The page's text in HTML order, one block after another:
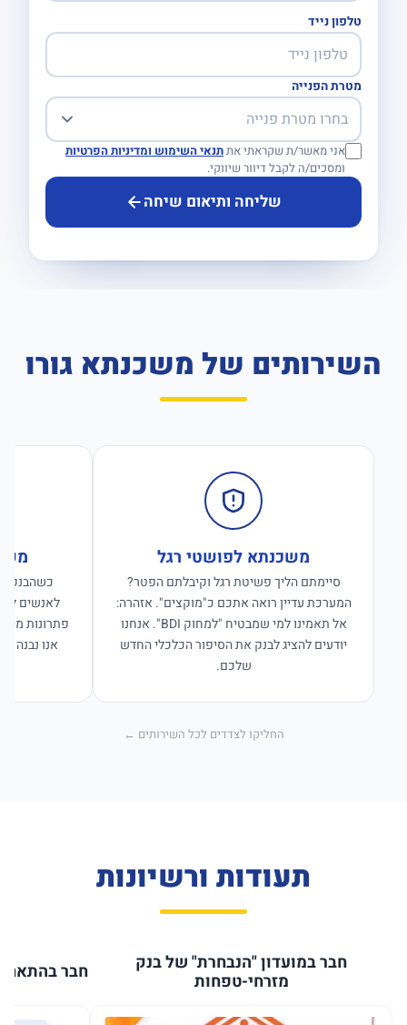
טלפון נייד
מטרת הפנייה
אני מאשר/ת שקראתי אתתנאי השימוש ומדיניות הפרטיות
ומסכים/ה לקבל דיוור שיווקי.
שליחה ותיאום שיחה
השירותים של משכנתא גורו
משכנתא לפושטי רגל
סיימתם הליך פשיטת רגל וקיבלתם הפטר?
המערכת עדיין רואה אתכם כ"מוקצים". אזהרה:
אל תאמינו למי שמבטיח "למחוק BDI". אנחנו
יודעים להציג לבנק את הסיפור הכלכלי החדש
שלכם.
לאנשים
פתרונות
אנו נבנה
החליקו לצדדים לכל השירותים ←
תעודות ורשיונות
חבר במועדון "הנבחרת" של בנק
מזרחי-טפחות חבר